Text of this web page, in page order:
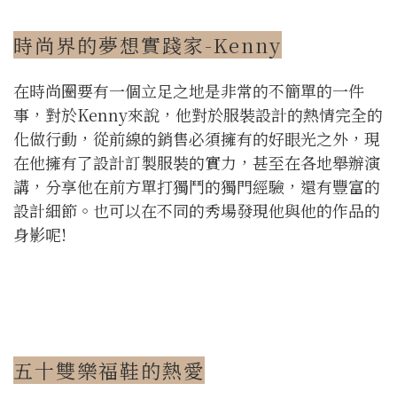
時尚界的夢想實踐家-Kenny
在時尚圈要有一個立足之地是非常的不簡單的一件
事，對於Kenny來說，他對於服裝設計的熱情完全的
化做行動，從前線的銷售必須擁有的好眼光之外，現
在他擁有了設計訂製服裝的實力，甚至在各地舉辦演
講，分享他在前方單打獨鬥的獨門經驗，還有豐富的
設計細節。也可以在不同的秀場發現他與他的作品的
身影呢!
五十雙樂福鞋的熱愛